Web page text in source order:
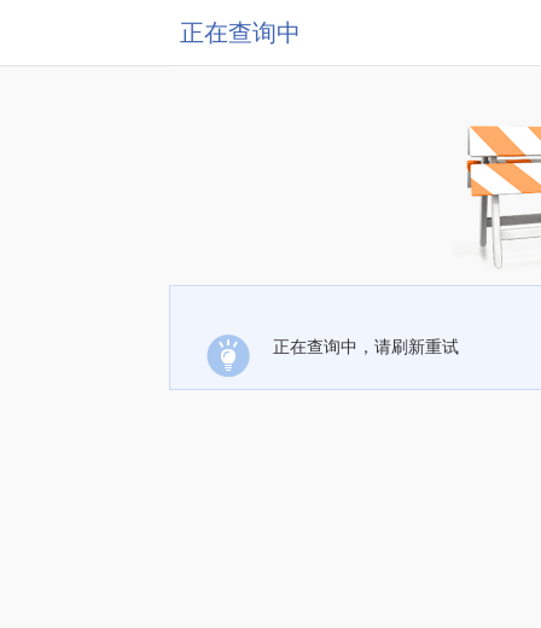
正在查询中
正在查询中，请刷新重试